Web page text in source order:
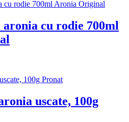
aronia cu rodie 700ml
uscate, 100g